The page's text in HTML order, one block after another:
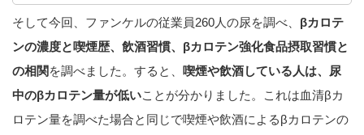
そして今回、ファンケルの従業員260人の尿を調べ、 βカロテ
ンの濃度と喫煙歴、飲酒習慣、βカロテン強化食品摂取習慣と
の相関 を調べました。すると、 喫煙や飲酒している人は、尿
中のβカロテン量が低いことが分かりました。これは血清βカ
ロテン量を調べた場合と同じで喫煙や飲酒によるβカロテンの